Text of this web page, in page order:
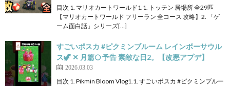
目次 1. マリオカートワールド1.1. トッテン 居場所 全29匹
【マリオカートワールド フリーラン 全コース 攻略】2. 「ゲ
ーム面白話」シリーズ[…]
すごいポスカ #ピクミンブルーム レインボーサウル
ス🦖 ✕ 月篇🌕️ 予告 素敵な日2。【改悪アプデ】
2026.03.03
目次 1. Pikmin Bloom Vlog1.1. すごいポスカ #ピクミンブルー